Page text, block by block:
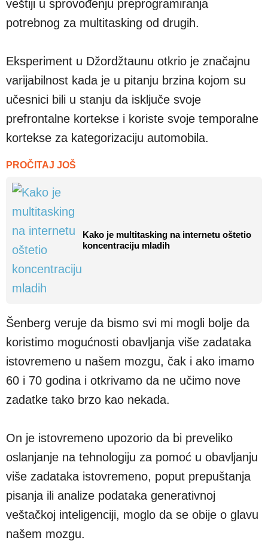
veštiji u sprovođenju preprogramiranja
potrebnog za multitasking od drugih.
Eksperiment u Džordžtaunu otkrio je značajnu
varijabilnost kada je u pitanju brzina kojom su
učesnici bili u stanju da isključe svoje
prefrontalne kortekse i koriste svoje temporalne
kortekse za kategorizaciju automobila.
PROČITAJ JOŠ
Kako je multitasking na internetu oštetio
koncentraciju mladih
Šenberg veruje da bismo svi mi mogli bolje da
koristimo mogućnosti obavljanja više zadataka
istovremeno u našem mozgu, čak i ako imamo
60 i 70 godina i otkrivamo da ne učimo nove
zadatke tako brzo kao nekada.
On je istovremeno upozorio da bi preveliko
oslanjanje na tehnologiju za pomoć u obavljanju
više zadataka istovremeno, poput prepuštanja
pisanja ili analize podataka generativnoj
veštačkoj inteligenciji, moglo da se obije o glavu
našem mozgu.